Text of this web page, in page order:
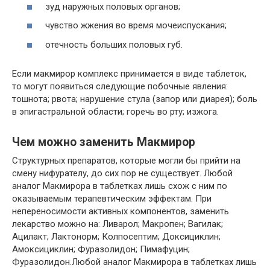
зуд наружных половых органов;
чувство жжения во время мочеиспускания;
отечность больших половых губ.
Если макмирор комплекс принимается в виде таблеток,
то могут появиться следующие побочные явления:
тошнота; рвота; нарушение стула (запор или диарея); боль
в эпигастральной области; горечь во рту; изжога.
Чем можно заменить Макмирор
Структурных препаратов, которые могли бы прийти на
смену нифурателу, до сих пор не существует. Любой
аналог Макмирора в таблетках лишь схож с ним по
оказываемым терапевтическим эффектам. При
непереносимости активных компонентов, заменить
лекарство можно на: Ливарол; Макропен; Вагилак;
Ацилакт; Лактонорм; Колпосептим; Доксициклин;
Амоксициклин; Фуразолидон; Пимафуцин;
Фуразолидон.Любой аналог Макмирора в таблетках лишь